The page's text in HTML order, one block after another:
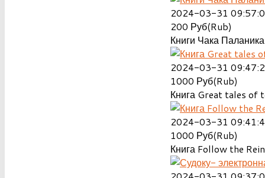
2024-03-31
200 Руб(Rub)
Книги Чака
2024-03-31
1000 Руб(Rub)
Книга Great tales of
2024-03-31
1000 Руб(Rub)
Книга Follow the